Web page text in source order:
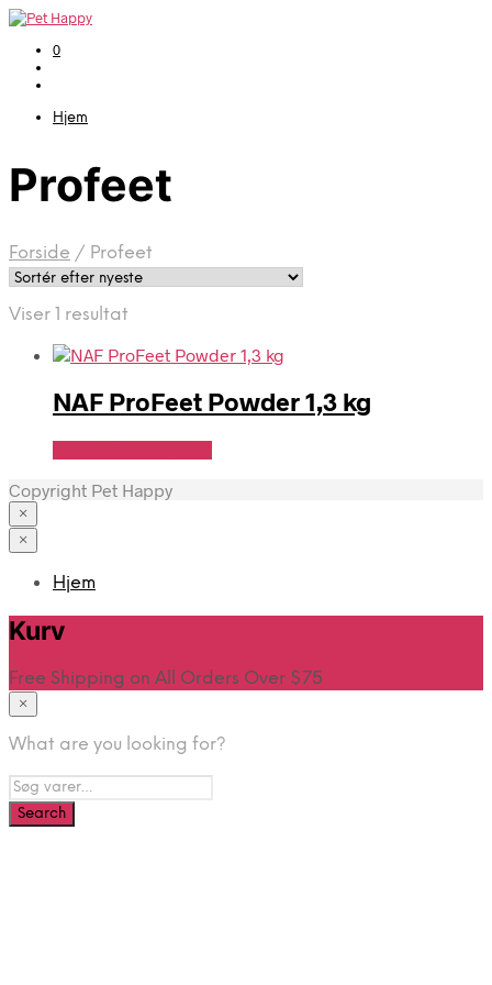
0
Hjem
Profeet
Forside / Profeet
Viser 1 resultat
NAF ProFeet Powder 1,3 kg
Copyright Pet Happy
×
×
Hjem
Kurv
Free Shipping on All Orders Over $75
×
What are you looking for?